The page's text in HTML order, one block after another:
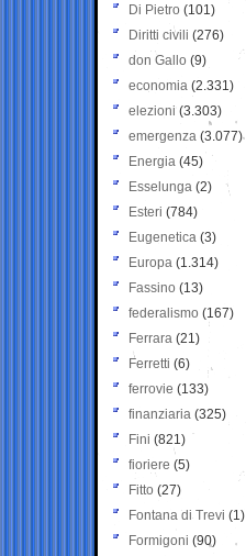
Di Pietro (101)
Diritti civili (276)
don Gallo (9)
economia (2.331)
elezioni (3.303)
emergenza (3.077)
Energia (45)
Esselunga (2)
Esteri (784)
Eugenetica (3)
Europa (1.314)
Fassino (13)
federalismo (167)
Ferrara (21)
Ferretti (6)
ferrovie (133)
finanziaria (325)
Fini (821)
fioriere (5)
Fitto (27)
Fontana di Trevi (1)
Formigoni (90)